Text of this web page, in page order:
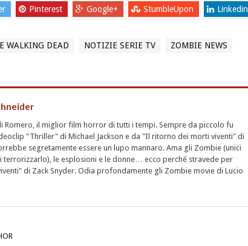
Pinterest Google+ StumbleUpon Linkedin
WALKING DEAD NOTIZIE SERIE TV
ZOMBIE NEWS
Romero, il miglior film horror di tutti i tempi. Sempre da piccolo fu
"Thriller" di Michael Jackson e da "Il ritorno dei morti viventi" di
segretamente essere un lupo mannaro. Ama gli Zombie (unici
terrorizzarlo), le esplosioni e le donne… ecco perché stravede per
di Zack Snyder. Odia profondamente gli Zombie movie di Lucio